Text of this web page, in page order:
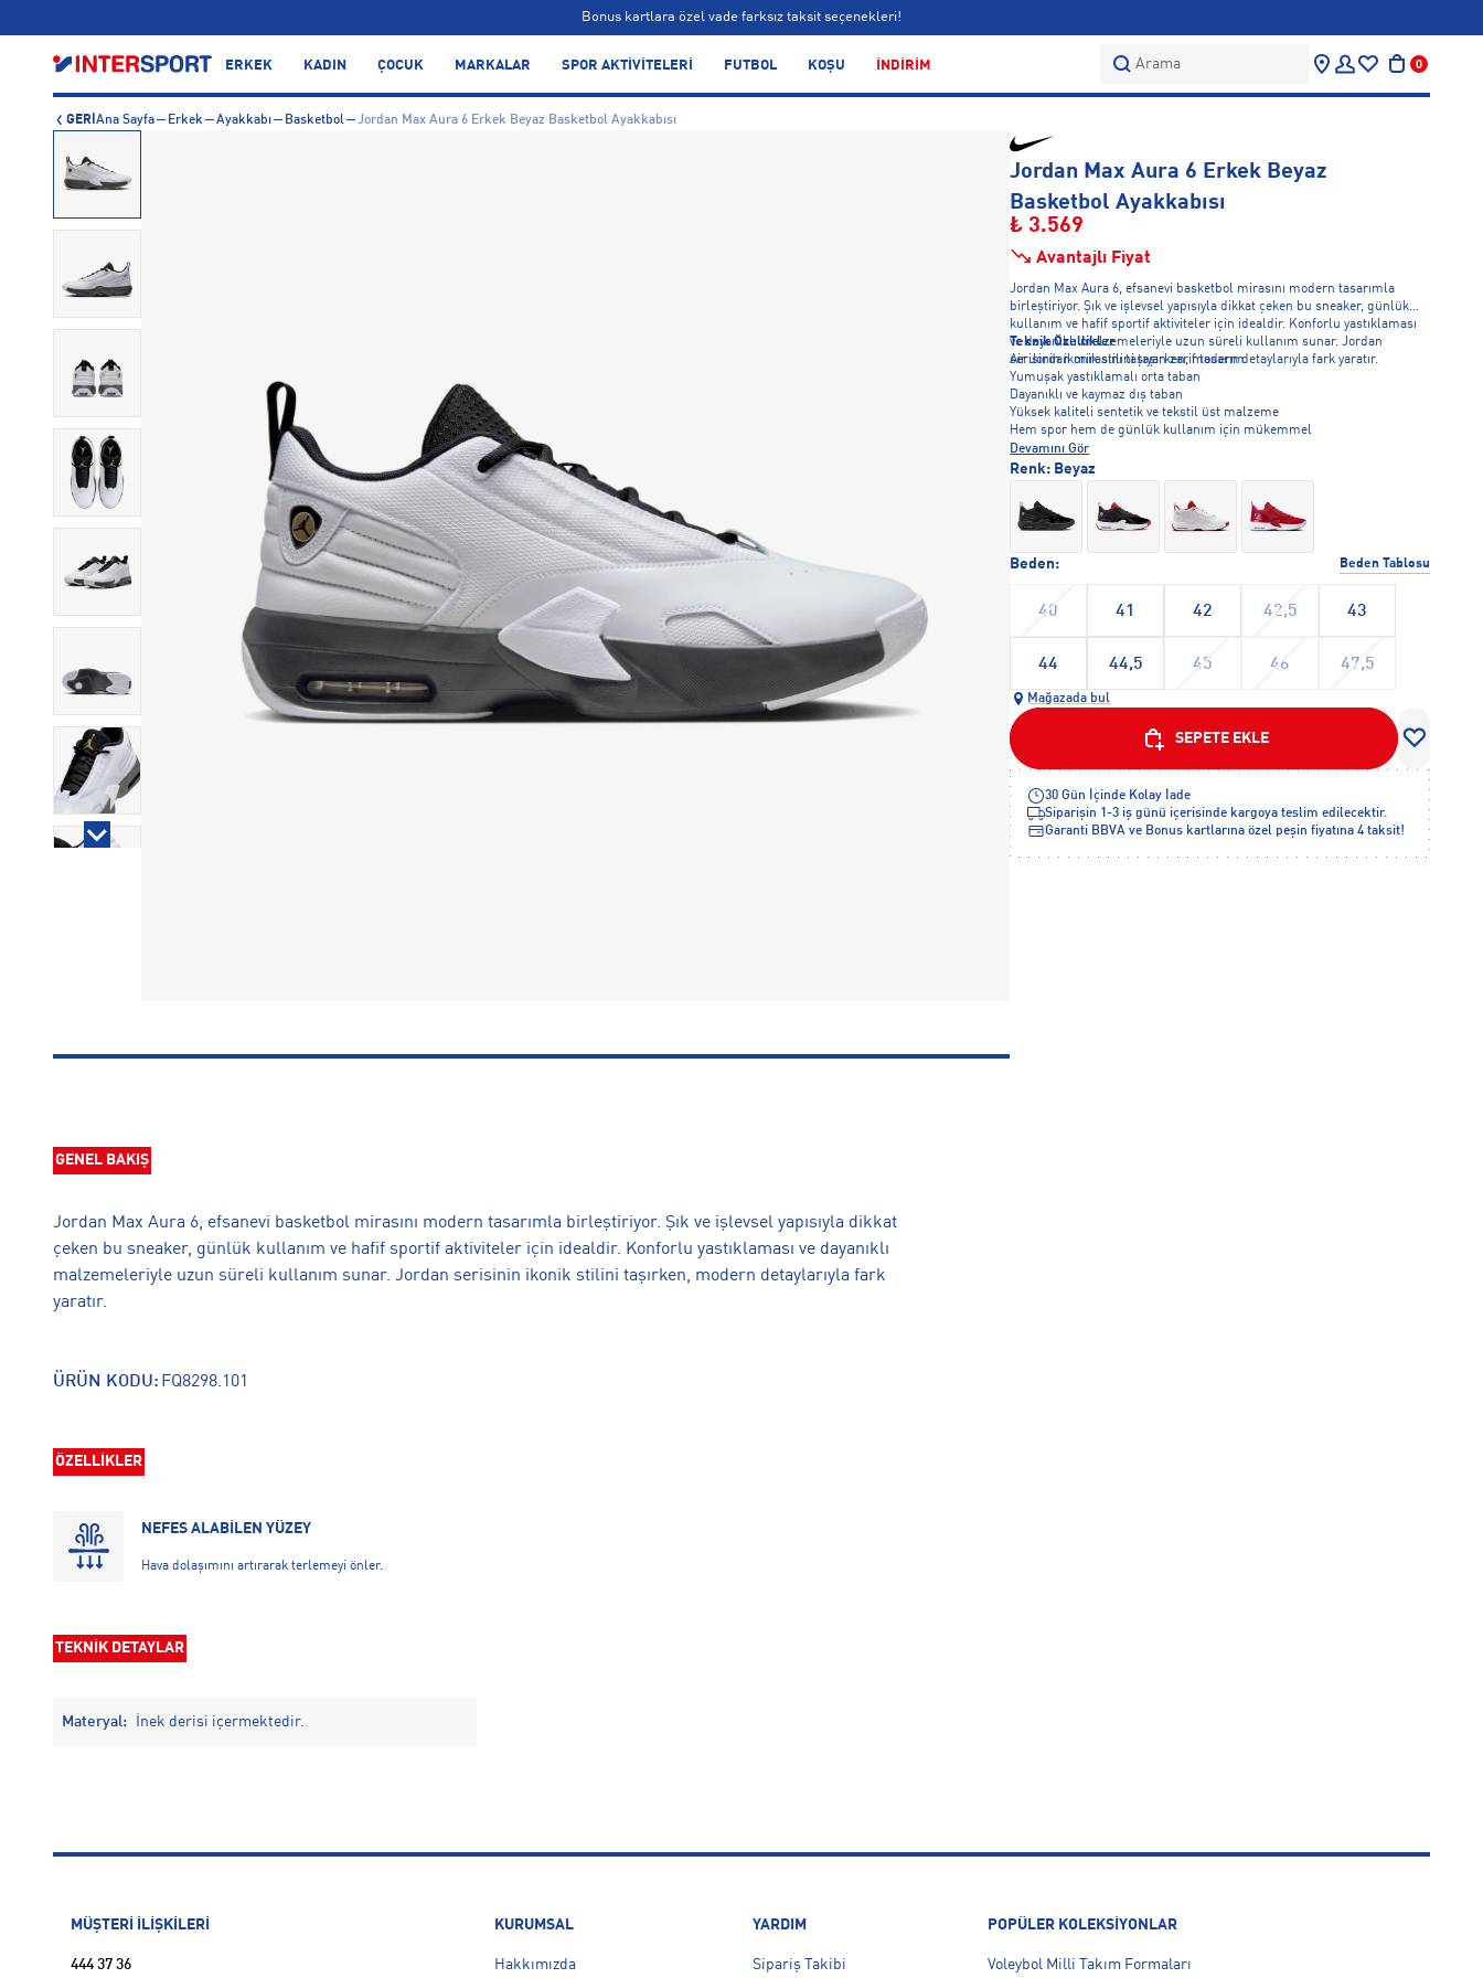
Bonus kartlara özel vade farksız taksit seçenekleri!
ERKEK KADIN ÇOCUK MARKALAR SPOR AKTİVİTELERİ FUTBOL KOŞU İNDİRİM Arama 0
GERİ Ana Sayfa Erkek Ayakkabı Basketbol Jordan Max Aura 6 Erkek Beyaz Basketbol Ayakkabısı
GENEL BAKIŞ
Jordan Max Aura 6, efsanevi basketbol mirasını modern tasarımla birleştiriyor. Şık ve işlevsel yapısıyla dikkat
çeken bu sneaker, günlük kullanım ve hafif sportif aktiviteler için idealdir. Konforlu yastıklaması ve dayanıklı
malzemeleriyle uzun süreli kullanım sunar. Jordan serisinin ikonik stilini taşırken, modern detaylarıyla fark
yaratır.
ÜRÜN KODU: FQ8298.101
ÖZELLİKLER
NEFES ALABİLEN YÜZEY
Hava dolaşımını artırarak terlemeyi önler.
TEKNİK DETAYLAR
Materyal: İnek derisi içermektedir.
Jordan Max Aura 6 Erkek Beyaz
Basketbol Ayakkabısı
₺ 3.569
Avantajlı Fiyat
Jordan Max Aura 6, efsanevi basketbol mirasını modern tasarımla
birleştiriyor. Şık ve işlevsel yapısıyla dikkat çeken bu sneaker, günlük
kullanım ve hafif sportif aktiviteler için idealdir. Konforlu yastıklaması
ve dayanıklı malzemeleriyle uzun süreli kullanım sunar. Jordan
serisinin ikonik stilini taşırken, modern detaylarıyla fark yaratır.
Teknik Özellikler
Air Jordan mirasını taşıyan zarif tasarım
Yumuşak yastıklamalı orta taban
Dayanıklı ve kaymaz dış taban
Yüksek kaliteli sentetik ve tekstil üst malzeme
Hem spor hem de günlük kullanım için mükemmel
Devamını Gör
Beden: Beden Tablosu
40 41 42 42,5 43
44 44,5 45 46 47,5
Renk: Beyaz
Mağazada bul
SEPETE EKLE
30 Gün İçinde Kolay İade
Siparişin 1-3 iş günü içerisinde kargoya teslim edilecektir.
Garanti BBVA ve Bonus kartlarına özel peşin fiyatına 4 taksit!
MÜŞTERİ İLİŞKİLERİ
444 37 36
KURUMSAL
Hakkımızda
YARDIM
Sipariş Takibi
POPÜLER KOLEKSİYONLAR
Voleybol Milli Takım Formaları